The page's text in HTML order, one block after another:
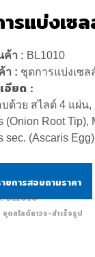
รแบ่งเซ
ค้า : BL1010
า : ชุดการแบ่งเซ
อียด :
ด้วย สไลด์ 4 แผ่น
(Onion Root Tip),
sec. (Ascaris
ยการสอบถามราคา
:BL1010
ชุดสไลด์ถาวร-สำเร็จรูป